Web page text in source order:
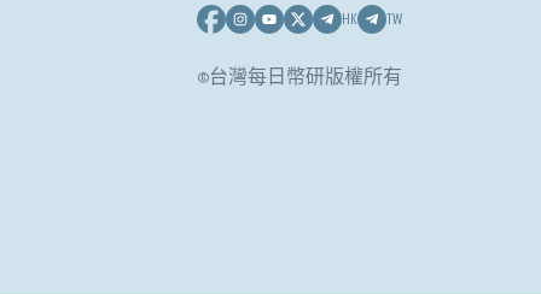
HK TW
©台灣每日幣研版權所有